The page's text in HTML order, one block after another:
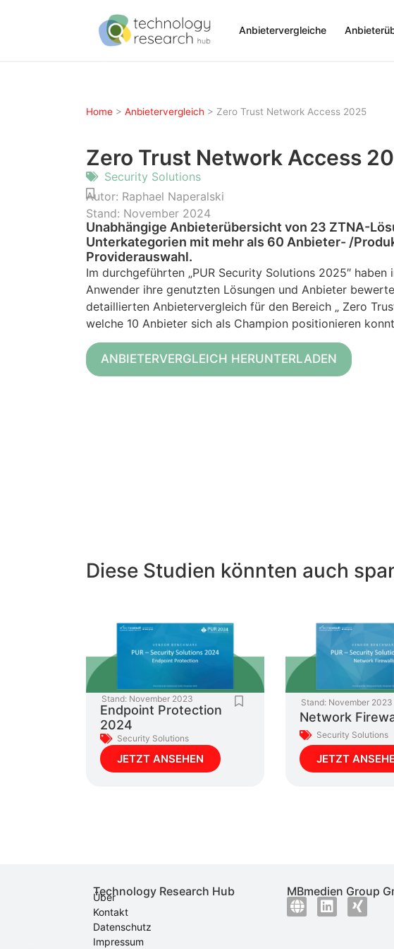
Anbietervergleiche
Home > Anbietervergleich > Zero Trust Network Access 2025
Zero Trust Network Access
Security Solutions
Autor: Raphael Naperalski
Stand: November 2024
Unabhängige Anbieterübersicht von 23 ZTNA-
Unterkategorien mit mehr als 60 Anbieter- /
Providerauswahl.
Im durchgeführten „PUR Security Solutions 2025″ haben
Anwender ihre genutzten Lösungen und Anbieter
detaillierten Anbietervergleich für den Bereich „ Zero
welche 10 Anbieter sich als Champion positionieren
ANBIETERVERGLEICH HERUNTERLADEN
Diese Studien könnten auch
Stand: November 2023
Endpoint Protection
2024
Security Solutions
JETZT ANSEHEN
Stand: November 2023
Network
Security Solutions
JETZT
Technology Research Hub
Über
Kontakt
Datenschutz
Impressum
MBmedien Group